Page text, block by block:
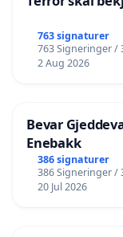
763 signaturer
763 Signeringer /
2 Aug 2026
Bevar
Enebakk
386 signaturer
386 Signeringer /
20 Jul 2026